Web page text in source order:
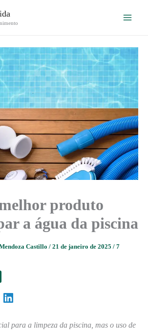
produto
a água da piscina
Castillo / 21 de janeiro de 2025 / 7
para a limpeza da piscina, mas o uso de